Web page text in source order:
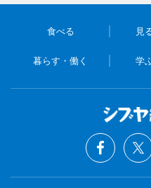
食べる 見
暮らす・働く 学